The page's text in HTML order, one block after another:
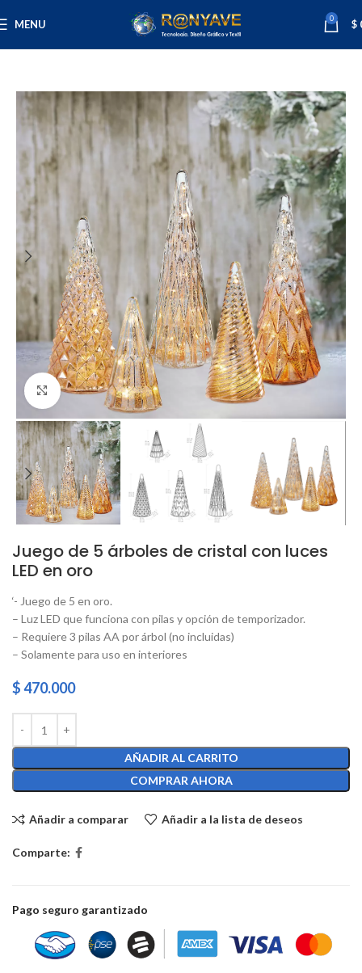
MENU 0 $
Click to enlarge
Juego de 5 árboles de cristal con luces
LED en oro
‘- Juego de 5 en oro.
– Luz LED que funciona con pilas y opción de temporizador.
– Requiere 3 pilas AA por árbol (no incluidas)
– Solamente para uso en interiores
$470.000
AÑADIR AL CARRITO
COMPRAR AHORA
Añadir a comparar Añadir a la lista de deseos
Comparte:
Pago seguro garantizado